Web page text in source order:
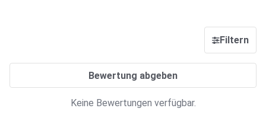
Filtern
Bewertung abgeben
Keine Bewertungen verfügbar.